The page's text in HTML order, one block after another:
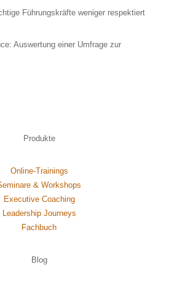
Führungskräfte weniger respektiert
Auswertung einer Umfrage zur
Produkte
Online-Trainings
& Workshops
Executive Coaching
Leadership Journeys
Fachbuch
Blog